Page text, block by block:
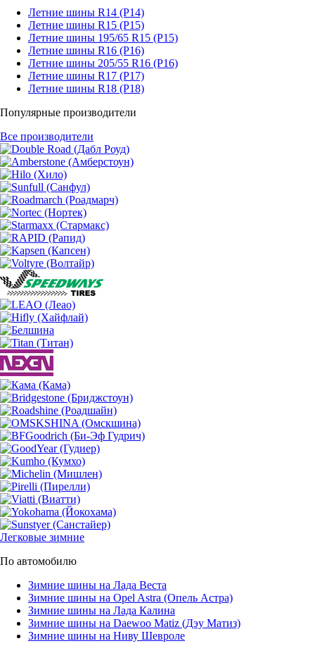
Летние шины R14 (Р14)
Летние шины R15 (Р15)
Летние шины 195/65 R15 (Р15)
Летние шины R16 (Р16)
Летние шины 205/55 R16 (Р16)
Летние шины R17 (Р17)
Летние шины R18 (Р18)
Популярные производители
Все производители
Легковые зимние
По автомобилю
Зимние шины на Лада Веста
Зимние шины на Opel Astra (Опель Астра)
Зимние шины на Лада Калина
Зимние шины на Daewoo Matiz (Дэу Матиз)
Зимние шины на Ниву Шевроле